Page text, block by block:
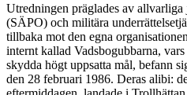
Utredningen präglades av allvarliga
(SÄPO) och militära
tillbaka mot den egna
internt kallad Vadsbogubbarna,
skydda högt uppsatta mål, befann
den 28 februari 1986. Deras alibi: